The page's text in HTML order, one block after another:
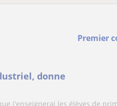
Premier
donne
j'enseignerai les élèves de